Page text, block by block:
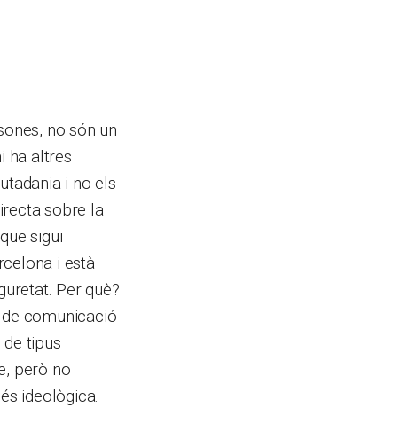
no són un
ha altres
i no els
sobre la
sigui
i està
Per què?
comunicació
tipus
però no
ideològica.